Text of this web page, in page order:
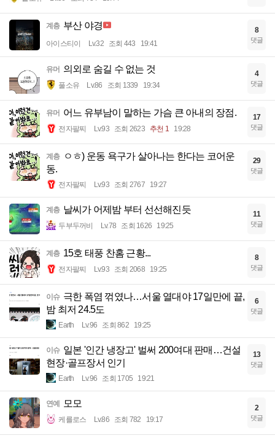
계층 부산 야경
아이스티이 Lv.32 조회 443 19:41
8
댓글
유머 의외로 숨길 수 없는 것
풀소유 Lv.86 조회 1339 19:34
4
댓글
유머 어느 유부남이 말하는 가슴 큰 아내의 장점.
전자팔찌 Lv.93 조회 2623 추천 1 19:28
17
댓글
계층
ㅇㅎ) 운동 욕구가 살아나는 한다는 코어운
동.
전자팔찌 Lv.93 조회 2767 19:27
29
댓글
계층 날씨가 어제밤 부터 선선해진듯
두부두꺼비 Lv.78 조회 1626 19:25
11
댓글
계층 15호 태풍 찬홈 근황...
전자팔찌 Lv.93 조회 2068 19:25
8
댓글
이슈 극한 폭염 꺾였나…서울 열대야 17일만에 끝,
밤 최저 24.5도
Earth Lv.96 조회 862 19:25
6
댓글
이슈 일본 '인간 냉장고' 벌써 200여대 판매…건설
현장·골프장서 인기
Earth Lv.96 조회 1705 19:21
13
댓글
연예 모모
케를로스 Lv.86 조회 782 19:17
2
댓글